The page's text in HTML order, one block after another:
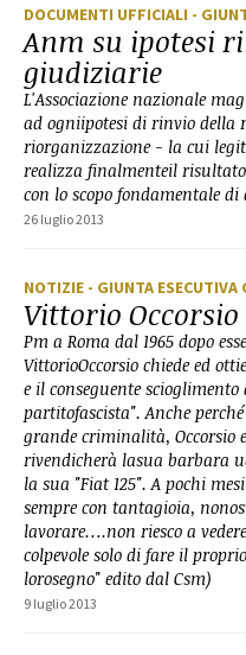
DOCUMENTI UFFICIALI -
Anm su ipotesi
giudiziarie
L'Associazione nazionale
ad ogniipotesi di rinvio della
riorganizzazione - la cui
realizza finalmenteil
con lo scopo fondamentale
26 luglio 2013
NOTIZIE - GIUNTA ESECUTIVA
Vittorio
Pm a Roma dal 1965 dopo
VittorioOccorsio chiede ed
e il conseguente
partitofascista". Anche
grande criminalità, Occorsio
rivendicherà lasua barbara
la sua "Fiat 125". A pochi
sempre con tantagioia,
lavorare….non riesco a
colpevole solo di fare il
lorosegno" edito dal Csm)
9 luglio 2013